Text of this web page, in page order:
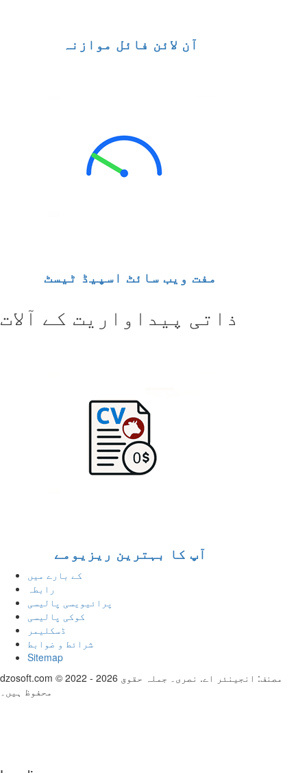
آن لائن فائل موازنہ
مفت ویب سائٹ اسپیڈ ٹیسٹ
ذاتی پیداواریت کے آلات
آپ کا بہترین ریزیومے
کے بارے میں
رابطہ
پرائیویسی پالیسی
کوکی پالیسی
ڈسکلیمر
شرائط و ضوابط
Sitemap
dzosoft.com © 2022 - 2026 مصنف: انجینئر اے. نصری۔ جملہ حقوق
محفوظ ہیں۔